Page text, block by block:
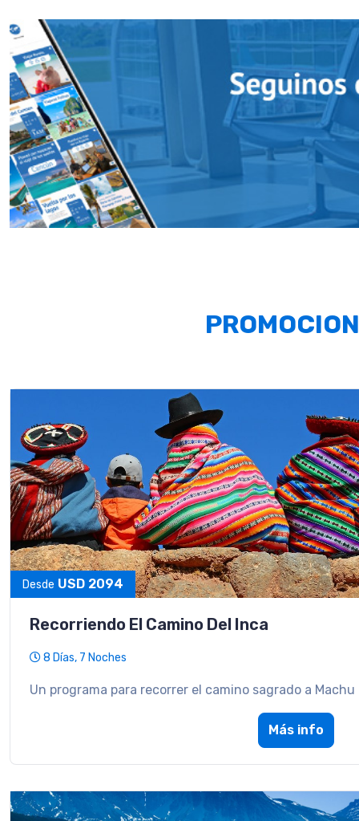
Desde USD 2094
Recorriendo El Camino Del Inca
8 Días, 7 Noches
Un programa para recorrer el camino sagrado a Machu
Más info